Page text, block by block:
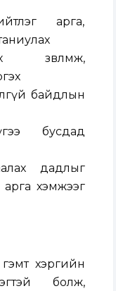
арга,
зөвлөмж,
байдлын
бусдад
дадлыг
хэмжээг
хэргийн
болж,